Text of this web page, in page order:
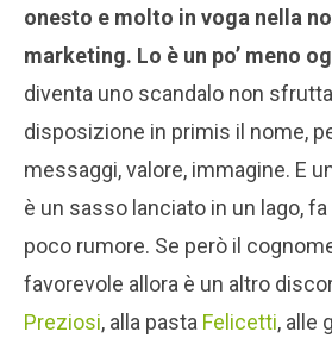
onesto e molto in voga nella
marketing. Lo è un po’ meno
diventa uno scandalo non
disposizione in primis il nome,
messaggi, valore, immagine. E
è un sasso lanciato in un lago,
poco rumore. Se però il
favorevole allora è un altro
Preziosi, alla pasta Felicetti, alle